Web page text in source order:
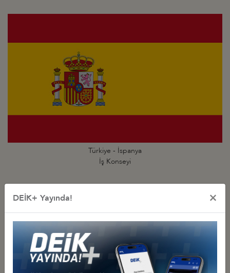
Türkiye - İspanya
İş Konseyi
DEİK+ Yayında! ×